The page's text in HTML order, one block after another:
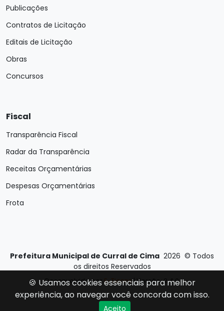
Publicações
Contratos de Licitação
Editais de Licitação
Obras
Concursos
Fiscal
Transparência Fiscal
Radar da Transparência
Receitas Orçamentárias
Despesas Orçamentárias
Frota
Prefeitura Municipal de Curral de Cima 2026 © Todos
os direitos Reservados
Desenvolvido por E-Ticons| Versão: 2.4.0
🍪 Usamos cookies essenciais para melhor
experiência, ao navegar você concorda com isso.
Aceito